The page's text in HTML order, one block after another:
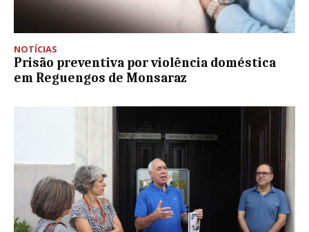
NOTÍCIAS
Prisão preventiva por violência doméstica
em Reguengos de Monsaraz